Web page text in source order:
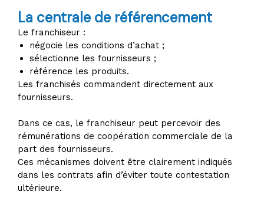
La centrale de référencement
Le franchiseur :
négocie les conditions d’achat ;
sélectionne les fournisseurs ;
référence les produits.
Les franchisés commandent directement aux
fournisseurs.
Dans ce cas, le franchiseur peut percevoir des
rémunérations de coopération commerciale de la
part des fournisseurs.
Ces mécanismes doivent être clairement indiqués
dans les contrats afin d’éviter toute contestation
ultérieure.